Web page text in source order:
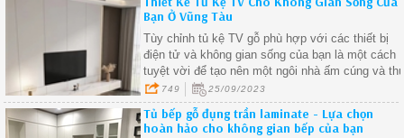
Bạn Ở Vũng Tàu
Tùy chỉnh tủ kệ TV gỗ phù hợp với các thiết bị
điện tử và không gian sống của bạn là một cách
tuyệt vời để tạo nên một ngôi nhà ấm cúng và
vị. 749 25/09/2023
Tủ bếp gỗ đụng trần laminate - Lựa chọn
hoàn hảo cho không gian bếp của bạn